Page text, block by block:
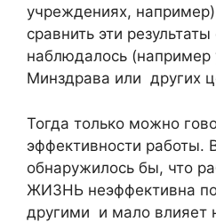
учреждениях,
сравнить эти
наблюдалось (например
Минздрава или других
Тогда только можно
эффективности работы.
обнаружилось бы, что
ЖИЗНЬ неэффективна
другими и мало влияет